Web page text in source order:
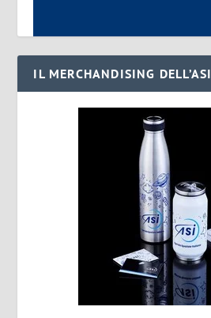
IL MERCHANDISING DELL’ASI